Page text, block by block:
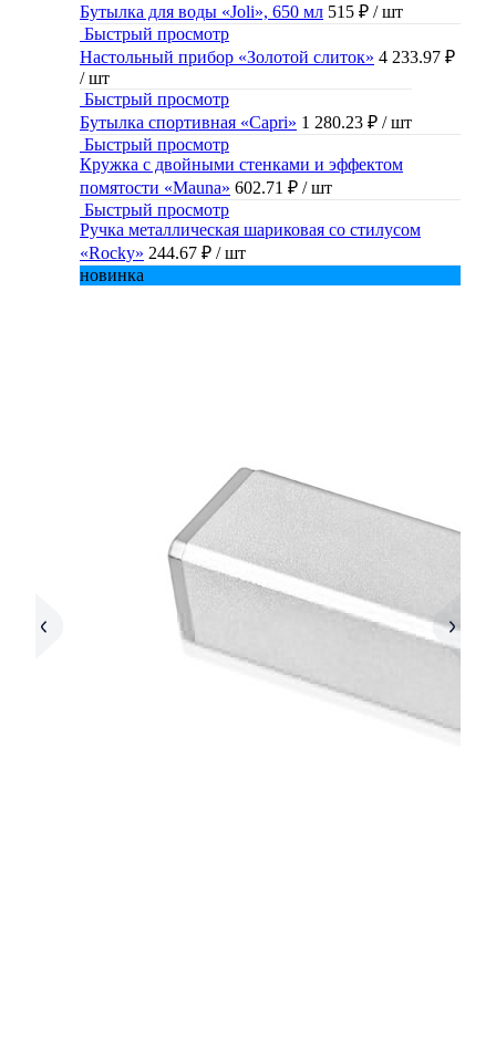
Бутылка для воды «Joli», 650 мл 515 ₽ / шт
Быстрый просмотр
Настольный прибор «Золотой слиток» 4 233.97 ₽
/ шт
Быстрый просмотр
Бутылка спортивная «Capri» 1 280.23 ₽ / шт
Быстрый просмотр
Кружка с двойными стенками и эффектом
помятости «Mauna» 602.71 ₽ / шт
Быстрый просмотр
Ручка металлическая шариковая со стилусом
«Rocky» 244.67 ₽ / шт
новинка